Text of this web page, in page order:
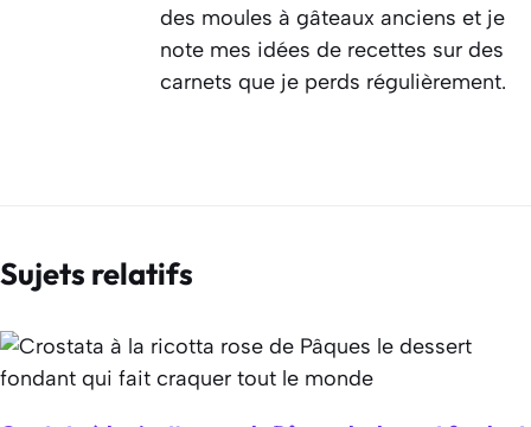
des moules à gâteaux anciens et je
note mes idées de recettes sur des
carnets que je perds régulièrement.
Sujets relatifs